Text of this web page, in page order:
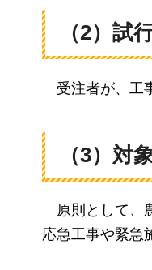
（2）試
受注者が、工
（3）対
原則として、
応急工事や緊急